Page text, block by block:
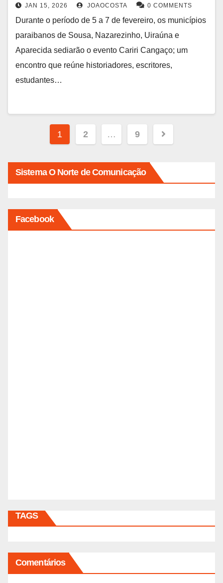
JAN 15, 2026 JOAOCOSTA 0 COMMENTS
Durante o período de 5 a 7 de fevereiro, os municípios
paraibanos de Sousa, Nazarezinho, Uiraúna e
Aparecida sediarão o evento Cariri Cangaço; um
encontro que reúne historiadores, escritores,
estudantes…
Paginação
posts
1 2 … 9
Sistema O Norte de Comunicação
Facebook
TAGS
Comentários